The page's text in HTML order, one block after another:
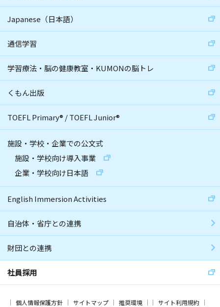
Japanese（日本語）
通信学習
学習療法・脳の健康教室・KUMONの脳トレ
くもん出版
TOEFL Primary® /TOEFL Junior®
施設・学校・企業での公文式
施設・学校向け導入事業
企業・学校向け日本語
English Immersion Activities
自治体・省庁との連携
財団との連携
社員採用
個人情報保護方針 サイトマップ 推奨環境 サイト利用規約